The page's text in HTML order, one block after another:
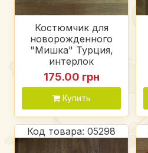
Костюмчик для
новорожденного
"Мишка" Турция,
интерлок
175.00 грн
Купить
Код товара: 05298